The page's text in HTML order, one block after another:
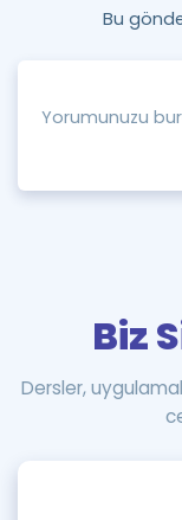
Bu
Biz
Dersler,